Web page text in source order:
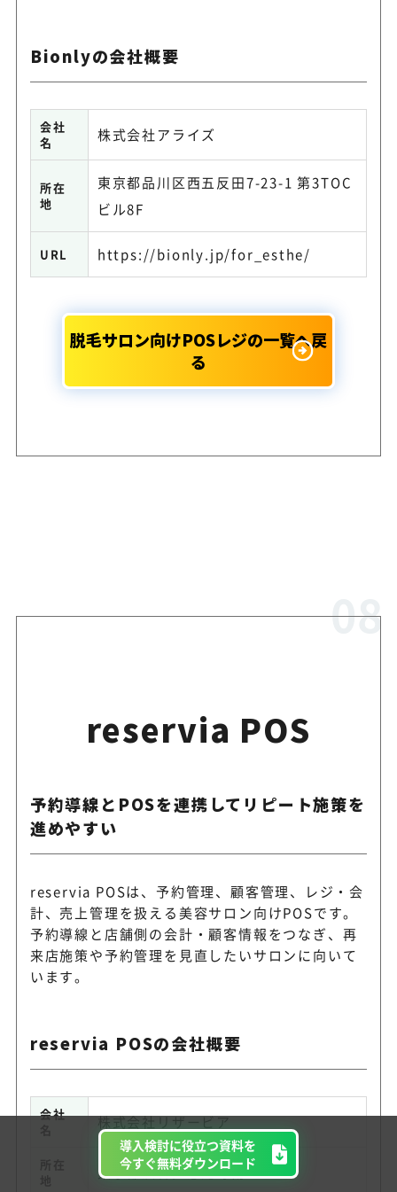
導入検討に役立つ資料を
今すぐ無料ダウンロード
Bionlyの会社概要
会社
名
株式会社アライズ
所在
地
東京都品川区西五反田7-23-1 第3TOC
ビル8F
URL https://bionly.jp/for_esthe/
脱毛サロン向けPOSレジの一覧へ戻
る
reservia POS
予約導線とPOSを連携してリピート施策を
進めやすい
reservia POSは、予約管理、顧客管理、レジ・会
計、売上管理を扱える美容サロン向けPOSです。
予約導線と店舗側の会計・顧客情報をつなぎ、再
来店施策や予約管理を見直したいサロンに向いて
います。
reservia POSの会社概要
会社
株式会社リザービア
東京都渋谷区恵比寿南1-2-9